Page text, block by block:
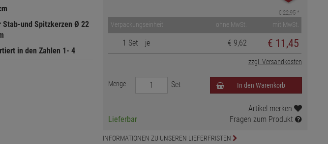
Stab-und Spitzkerzen Ø 22
in den Zahlen 1- 4
€ 22,95*
Verpackungseinheit ohne MwSt. mit MwSt.
1 Set je € 9,62 € 11,45
zzgl. Versandkosten
Menge Set In den Warenkorb
Lieferbar
Artikel merken
Fragen zum Produkt
INFORMATIONEN ZU UNSEREN LIEFERFRISTEN